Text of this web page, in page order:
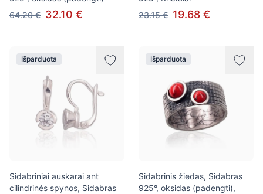
64.20 € 32.10 €
23.15 € 19.68 €
Išparduota
Sidabriniai auskarai ant
cilindrinės spynos, Sidabras
Išparduota
Sidabrinis žiedas, Sidabras
925°, oksidas (padengti),